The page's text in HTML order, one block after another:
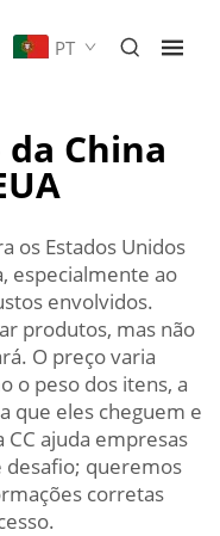
PT
China
os Estados Unidos
especialmente ao
envolvidos.
produtos, mas não
O preço varia
o peso dos itens, a
que eles cheguem e
ajuda empresas
desafio; queremos
corretas